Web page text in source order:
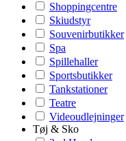
Shoppingcentre
Skiudstyr
Souvenirbutikker
Spa
Spillehaller
Sportsbutikker
Tankstationer
Teatre
Videoudlejninger
Tøj & Sko